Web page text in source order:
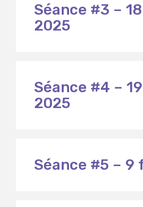
Séance #3 –
2025
Séance #4 –
2025
Séance #5 –